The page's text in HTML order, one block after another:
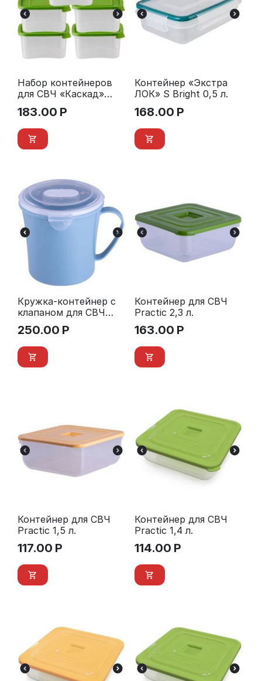
Набор контейнеров
для СВЧ «Каскад»
квадро 0,2 л. (5 шт.)
183.00 Р
Контейнер «Экстра
ЛОК» S Bright 0,5 л.
168.00 Р
Кружка-контейнер c
клапаном для СВЧ
«Move» 0,65 л.
250.00 Р
Контейнер для СВЧ
Practic 2,3 л.
163.00 Р
Контейнер для СВЧ
Practic 1,5 л.
117.00 Р
Контейнер для СВЧ
Practic 1,4 л.
114.00 Р